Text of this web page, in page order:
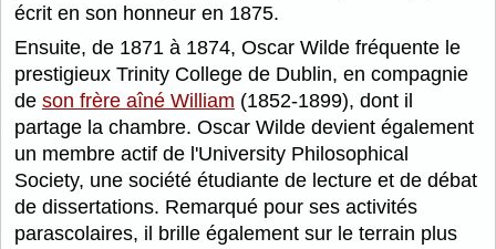
écrit en son honneur en 1875.
Ensuite, de 1871 à 1874, Oscar Wilde fréquente le
prestigieux Trinity College de Dublin, en compagnie
de son frère aîné William (1852-1899), dont il
partage la chambre. Oscar Wilde devient également
un membre actif de l'University Philosophical
Society, une société étudiante de lecture et de débat
de dissertations. Remarqué pour ses activités
parascolaires, il brille également sur le terrain plus